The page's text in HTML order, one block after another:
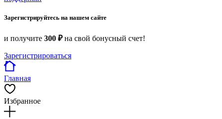
Зарегистрируйтесь на нашем сайте
и получите 300 ₽на свой бонусный счет!
Зарегистрироваться
Главная
Избранное